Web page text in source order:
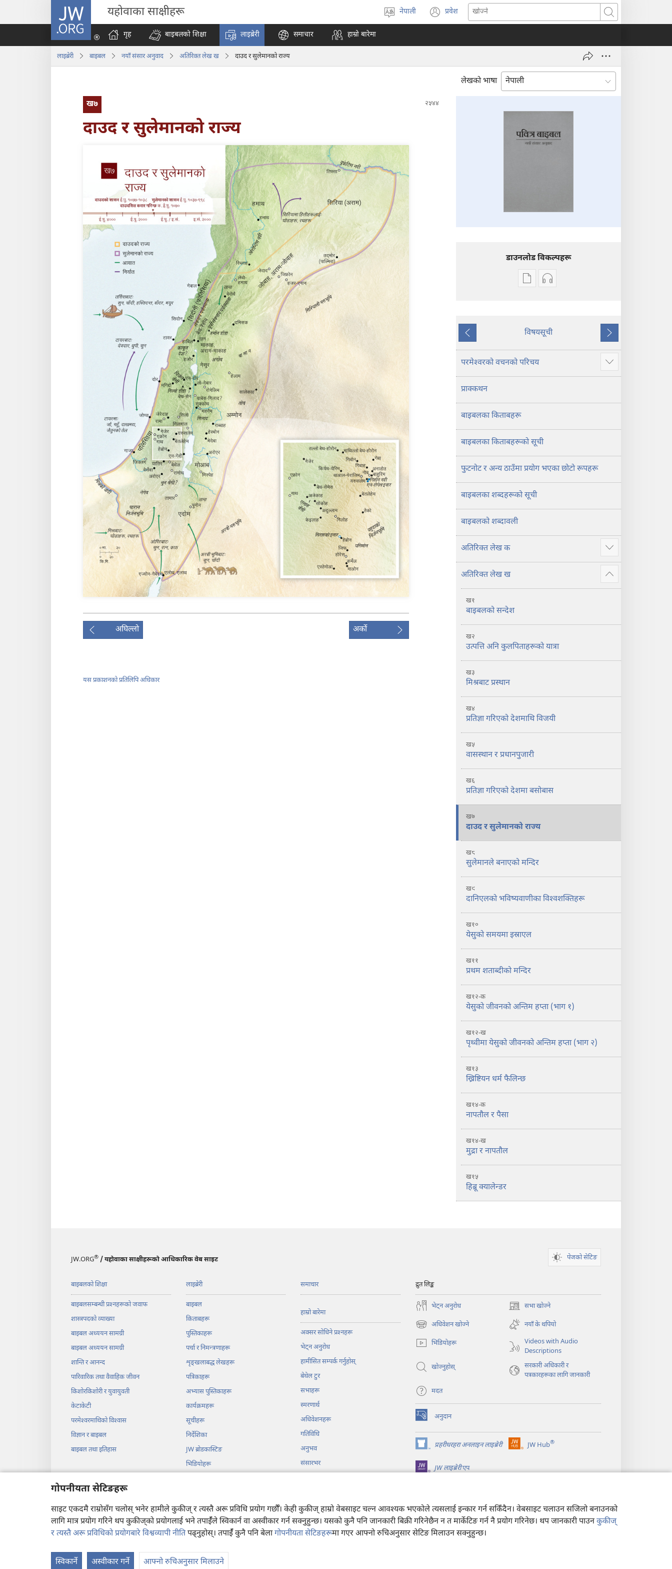
गोपनीयता सेटिङहरू
साइट एकदमै राम्रोसँग चलोस् भनेर हामीले कुकीज् र त्यस्तै अरू प्रविधि प्रयोग गर्छौँ। केही कुकीज्‌ हाम्रो वेबसाइट चल्न आवश्यक भएकोले त्यसलाई इन्कार गर्न सकिँदैन। वेबसाइट चलाउन सजिलो बनाउनको
लागि मात्र प्रयोग गरिने थप कुकीज्‌को प्रयोगलाई भने तपाईँले स्विकार्न वा अस्वीकार गर्न सक्नुहुन्छ। यसको कुनै पनि जानकारी बिक्री गरिनेछैन न त मार्केटिङ गर्न नै प्रयोग गरिनेछ। थप जानकारी पाउनकुकीज्
र त्यस्तै अरू प्रविधिको प्रयोगबारे विश्वव्यापी नीतिपढ्नुहोस्। तपाईँ कुनै पनि बेलागोपनीयता सेटिङहरूमा गएर आफ्नो रुचिअनुसार सेटिङ मिलाउन सक्नुहुन्छ।
स्विकार्ने अस्वीकार गर्ने आफ्नो रुचिअनुसार मिलाउने
JW.ORG यहोवाका साक्षीहरू
रोज्ने
नेपाली प्रवेश
अर्को
नयाँ
खुल्नेछ)
खोज्ने
गृह बाइबलको शिक्षा लाइब्रेरी समाचार हाम्रो बारेमा
लाइब्रेरी बाइबल नयाँ संसार अनुवाद अतिरिक्‍त लेख ख दाउद र सुलेमानको राज्य
लेखको भाषा
ख७
दाउद र सुलेमानको राज्य
अघिल्लो अर्को
यस प्रकाशनको प्रतिलिपि अधिकार
डाउनलोड विकल्पहरू
प्रकाशन
बाइबल
नयाँ
संसार
अनुवाद
अडियो
बाइबल
अनुवाद
अघिल्लो
विषयसूची
अर्को
परमेश्‍वरको वचनको परिचय
थप
देखाउने
प्राक्कथन
बाइबलका किताबहरू
बाइबलका किताबहरूको सूची
फुटनोट र अन्य ठाउँमा प्रयोग भएका छोटो रूपहरू
बाइबलका शब्दहरूको सूची
बाइबलको शब्दावली
अतिरिक्‍त लेख क
थप
देखाउने
अतिरिक्‍त लेख ख
थप
देखाउने
ख१
बाइबलको सन्देश
ख२
उत्पत्ति अनि कुलपिताहरूको यात्रा
ख३
मिश्रबाट प्रस्थान
ख४
प्रतिज्ञा गरिएको देशमाथि विजयी
ख५
वासस्थान र प्रधानपुजारी
ख६
प्रतिज्ञा गरिएको देशमा बसोबास
ख७
दाउद र सुलेमानको राज्य
ख८
सुलेमानले बनाएको मन्दिर
ख९
दानिएलको भविष्यवाणीका विश्‍वशक्‍तिहरू
ख१०
येसुको समयमा इस्राएल
ख११
प्रथम शताब्दीको मन्दिर
ख१२-क
येसुको जीवनको अन्तिम हप्ता (भाग १)
ख१२-ख
पृथ्वीमा येसुको जीवनको अन्तिम हप्ता (भाग २)
ख१३
ख्रिष्टियन धर्म फैलिन्छ
ख१४-क
नापतौल र पैसा
ख१४-ख
मुद्रा र नापतौल
ख१५
हिब्रू क्यालेन्डर
JW.ORG® / यहोवाका साक्षीहरूको आधिकारिक वेब साइट पेजको सेटिङ
बाइबलको शिक्षा
बाइबलसम्बन्धी प्रश्‍नहरूको जवाफ
शास्त्रपदको व्याख्या
बाइबल अध्ययन सामग्री
बाइबल अध्ययन सामग्री
शान्ति र आनन्द
पारिवारिक तथा वैवाहिक जीवन
किशोरकिशोरी र युवायुवती
केटाकेटी
परमेश्‍वरमाथिको विश्‍वास
विज्ञान र बाइबल
बाइबल तथा इतिहास
लाइब्रेरी
बाइबल
किताबहरू
पुस्तिकाहरू
पर्चा र निमन्त्रणाहरू
शृङ्‌खलाबद्ध लेखहरू
पत्रिकाहरू
अभ्यास पुस्तिकाहरू
कार्यक्रमहरू
सूचीहरू
निर्देशिका
JW ब्रोडकास्टिङ
भिडियोहरू
समाचार
हाम्रो बारेमा
अक्सर सोधिने प्रश्‍नहरू
भेट्‌न अनुरोध
हामीसित सम्पर्क गर्नुहोस्‌
बेथेल टुर
सभाहरू
स्मरणार्थ
अधिवेशनहरू
गतिविधि
अनुभव
संसारभर
द्रुत लिङ्क
भेट्‌न अनुरोध सभा खोज्ने
(ब्राउजरको
अर्को
ट्याबमा
पृष्ठ
अधिवेशन खोज्ने
(ब्राउजरको
अर्को
ट्याबमा
पृष्ठ
नयाँ के थपियो
भिडियोहरू
Videos with Audio
Descriptions
खोज्नुहोस्‌
सरकारी अधिकारी र
पत्रकारहरूका लागि जानकारी
मदत
अनुदान
(ब्राउजरको
अर्को
ट्याबमा
नयाँ
पृष्ठ
खुल्नेछ)
प्रहरीधरहरा अनलाइन लाइब्रेरी
(ब्राउजरको
अर्को
ट्याबमा
JW Hub®
(ब्राउजरको
JW लाइब्रेरीएप
© 2026 Watch Tower Bible and Tract Society of Pennsylvania. प्रयोगका सर्तहरू गोपनीयता सेटिङहरू